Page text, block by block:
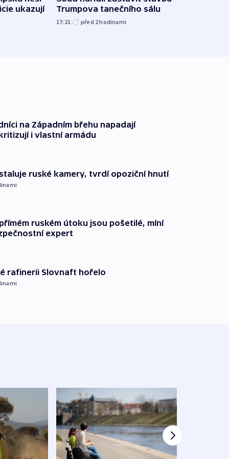
ukazují
Trumpova tanečního sálu
17:21 před 2hodinami
na Západním břehu napadají
i vlastní armádu
ruské kamery, tvrdí opoziční hnutí
ruském útoku jsou pošetilé, míní
expert
rafinerii Slovnaft hořelo